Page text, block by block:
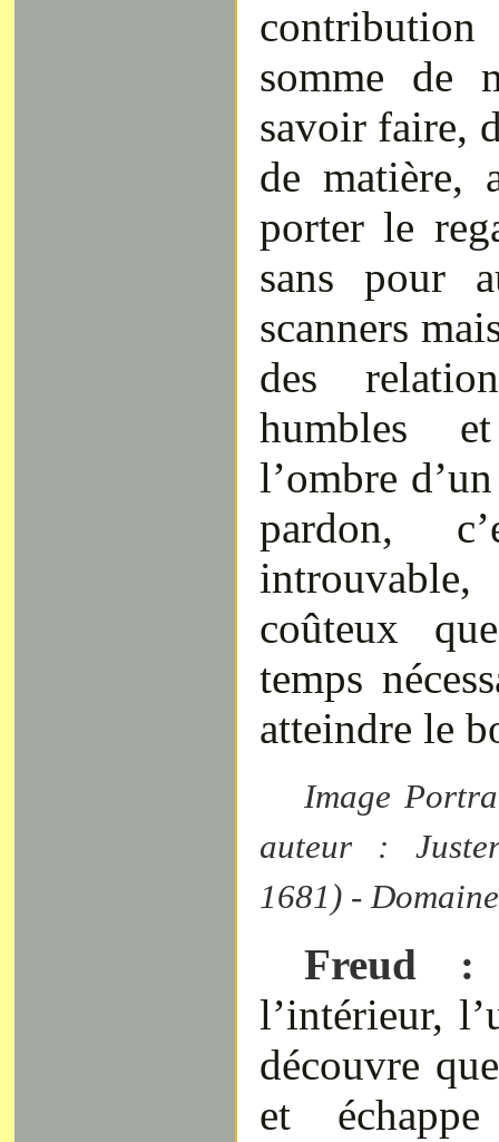
somme de
savoir faire,
de matière,
porter le
sans pour
scanners
des
humbles
l’ombre
pardon,
coûteux
temps
atteindre le
Image
auteur :
1681) -
Freud :
l’intérieur,
découvre
et